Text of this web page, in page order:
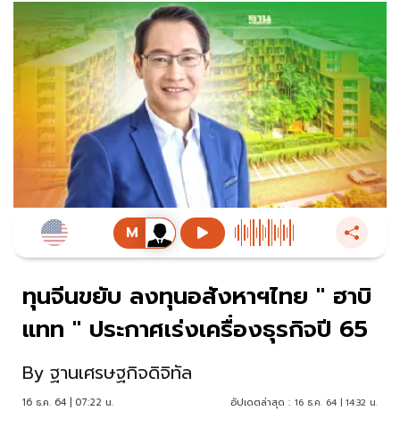
ทุนจีนขยับ ลงทุนอสังหาฯไทย " ฮาบิ
แทท " ประกาศเร่งเครื่องธุรกิจปี 65
By ฐานเศรษฐกิจดิจิทัล
16 ธ.ค. 64 | 07:22 น. อัปเดตล่าสุด : 16 ธ.ค. 64 | 14:32 น.